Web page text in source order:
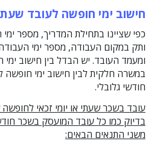
חישוב ימי חופשה לעובד
כפי שציינו בתחילת המדריך, מספר
ותק במקום העבודה, מספר ימי
ומעמד העובד. יש הבדל בין חישוב
במשרה חלקית לבין חישוב ימי
חודשי גלובלי.
עובד בשכר שעתי או יומי זכאי
בדיוק כמו כל עובד המועסק בשכר
משני התנאים הבאים: